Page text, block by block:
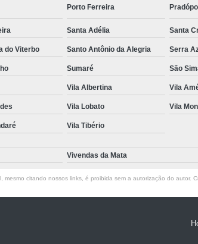
Porto Ferreira
Santa Adélia Santa
do Viterbo Santo Antônio da Alegria Serra
Sumaré São
Vila Albertina Vila
Vila Lobato Vila
Vila Tibério
Vivendas da Mata
citando nossos links, é proibida sem a autorização do autor.